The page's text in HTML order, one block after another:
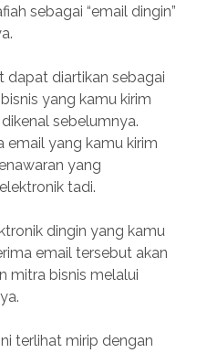
sebagai “email dingin”
dapat diartikan sebagai
yang kamu kirim
sebelumnya.
email yang kamu kirim
yang
tadi.
dingin yang kamu
email tersebut akan
mitra bisnis melalui
terlihat mirip dengan